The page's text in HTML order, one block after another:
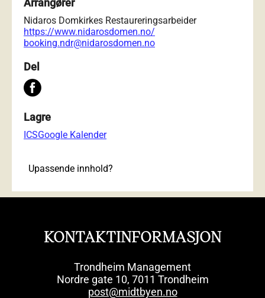
Nidaros Domkirkes Restaureringsarbeider
https://www.nidarosdomen.no/
booking.ndr@nidarosdomen.no
Del
Lagre
ICSGoogle Kalender
Upassende innhold?
KONTAKTINFORMASJON
Trondheim Management
Nordre gate 10, 7011 Trondheim
post@midtbyen.no